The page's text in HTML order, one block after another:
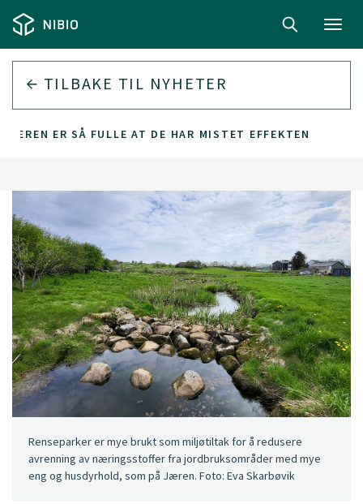
TILBAKE TIL NYHETER
JÆREN ER SÅ FULLE AT DE HAR MISTET EFFEKTEN
Renseparker er mye brukt som miljøtiltak for å redusere
avrenning av næringsstoffer fra jordbruksområder med mye
eng og husdyrhold, som på Jæren. Foto: Eva Skarbøvik